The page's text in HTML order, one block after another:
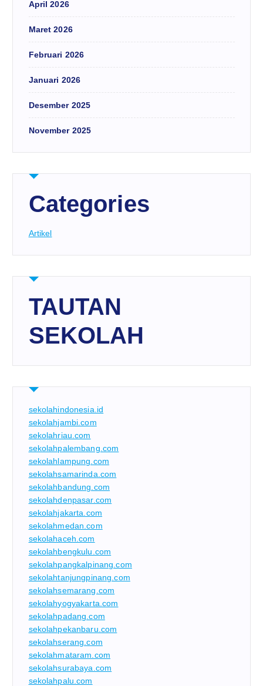
April 2026
Maret 2026
Februari 2026
Januari 2026
Desember 2025
November 2025
Categories
Artikel
TAUTAN
SEKOLAH
sekolahindonesia.id
sekolahjambi.com
sekolahriau.com
sekolahpalembang.com
sekolahlampung.com
sekolahsamarinda.com
sekolahbandung.com
sekolahdenpasar.com
sekolahjakarta.com
sekolahmedan.com
sekolahaceh.com
sekolahbengkulu.com
sekolahpangkalpinang.com
sekolahtanjungpinang.com
sekolahsemarang.com
sekolahyogyakarta.com
sekolahpadang.com
sekolahpekanbaru.com
sekolahserang.com
sekolahmataram.com
sekolahsurabaya.com
sekolahpalu.com